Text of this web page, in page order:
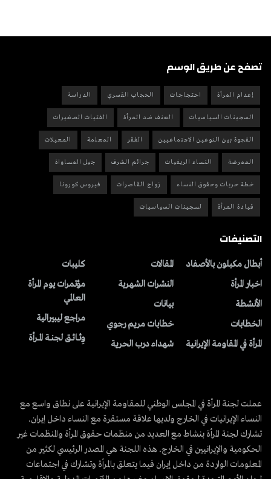
تصفح عن طريق الوسم
إعدام المرأة احتجاجات الحجاب القسري الدراسة
السجينات السياسيات العنف ضد المرأة الفتيات الصغيرات
الفجوة بين النوعين الاجتماعيين الفقر المعلمة المعيلات
الممرضة النساء الريفيات جرائم الشرف جيل المساواة
خطة حريات وحقوق النساء زواج القاصرات فيروس كورونا
قيادة المرأة لسجينات السياسيات
التصنيفات
أبطال مكبلون بالأصفاد
اخبار المرأة
الأنشطة
الخطابات
المرأة في المقاومة الإيرانية
المقالات
النشرات الشهریة
بیانات
خطابات مريم رجوي
شهداء درب الحرية
کلیبات
مؤتمرات يوم المرأة
العالمي
مراجع ليبيرالية
وِثــائــق لجنــة المــرأة
عملت لجنة المرأة في المجلس الوطني للمقاومة الإيرانية على نطاق واسع مع
النساء الإيرانيات في الخارج ولديها علاقة مستقرة مع النساء داخل إيران.
تشارك لجنة المرأة بنشاط مع العديد من منظمات حقوق المرأة والمنظمات غير
الحكومية والإيرانيين في الخارج. هذه اللجنة هي المصدر الرئيسي لكثير من
المعلومات الواردة من داخل إيران فيما يتعلق بالمرأة وتشارك في اجتماعات